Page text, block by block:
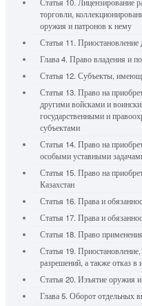
торговли,
оружия и патронов к нему
Статья 11.
Глава 4. Право владения и
Статья 12. Субъекты,
Статья 13. Право на
другими войсками и
государственными и
субъектами
Статья 14. Право на
особыми уставными
Статья 15. Право на
Казахстан
Статья 16. Права и
Статья 17. Права и
Статья 18. Право
Статья 19.
разрешений, а также отказ в
Статья 20. Изъятие оружия
Глава 5. Оборот отдельных